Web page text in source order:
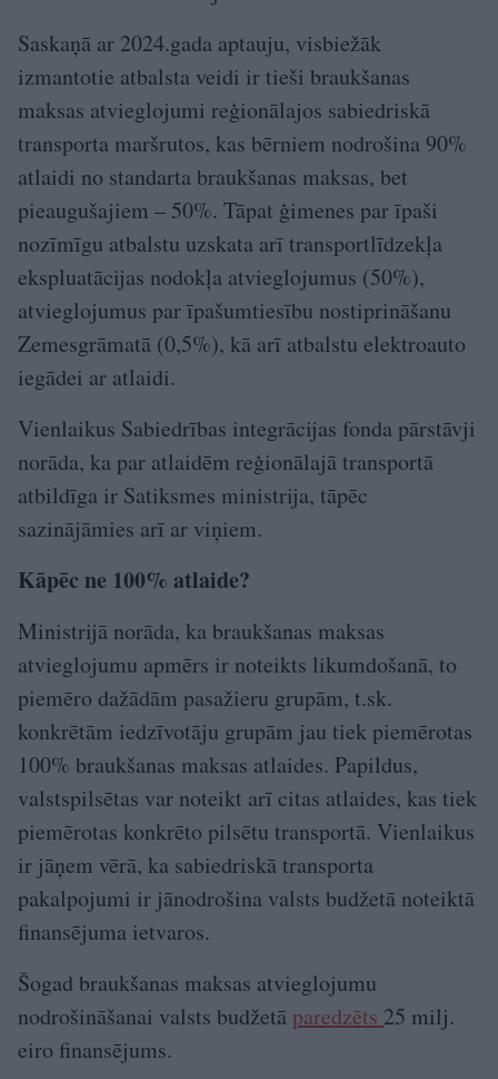
Saskaņā ar 2024.gada aptauju, visbiežāk
izmantotie atbalsta veidi ir tieši braukšanas
maksas atvieglojumi reģionālajos sabiedriskā
transporta maršrutos, kas bērniem nodrošina 90%
atlaidi no standarta braukšanas maksas, bet
pieaugušajiem – 50%. Tāpat ģimenes par īpaši
nozīmīgu atbalstu uzskata arī transportlīdzekļa
ekspluatācijas nodokļa atvieglojumus (50%),
atvieglojumus par īpašumtiesību nostiprināšanu
Zemesgrāmatā (0,5%), kā arī atbalstu elektroauto
iegādei ar atlaidi.
Vienlaikus Sabiedrības integrācijas fonda pārstāvji
norāda, ka par atlaidēm reģionālajā transportā
atbildīga ir Satiksmes ministrija, tāpēc
sazinājāmies arī ar viņiem.
Kāpēc ne 100% atlaide?
Ministrijā norāda, ka braukšanas maksas
atvieglojumu apmērs ir noteikts likumdošanā, to
piemēro dažādām pasažieru grupām, t.sk.
konkrētām iedzīvotāju grupām jau tiek piemērotas
100% braukšanas maksas atlaides. Papildus,
valstspilsētas var noteikt arī citas atlaides, kas tiek
piemērotas konkrēto pilsētu transportā. Vienlaikus
ir jāņem vērā, ka sabiedriskā transporta
pakalpojumi ir jānodrošina valsts budžetā noteiktā
finansējuma ietvaros.
Šogad braukšanas maksas atvieglojumu
nodrošināšanai valsts budžetā paredzēts 25 milj.
eiro finansējums.